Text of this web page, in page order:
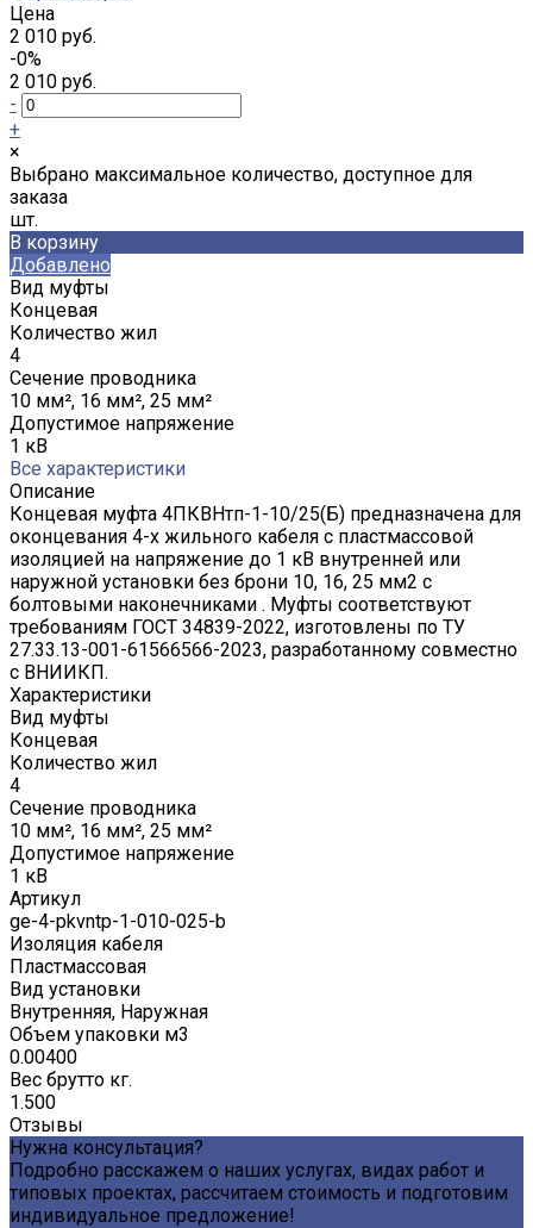
Цена
2 010 руб.
-0%
2 010 руб.
-
+
×
Выбрано максимальное количество, доступное для
заказа
шт.
В корзину
Добавлено
Вид муфты
Концевая
Количество жил
4
Сечение проводника
10 мм², 16 мм², 25 мм²
Допустимое напряжение
1 кВ
Все характеристики
Описание
Концевая муфта 4ПКВНтп-1-10/25(Б) предназначена для
оконцевания 4-х жильного кабеля с пластмассовой
изоляцией на напряжение до 1 кВ внутренней или
наружной установки без брони 10, 16, 25 мм2 с
болтовыми наконечниками . Муфты соответствуют
требованиям ГОСТ 34839-2022, изготовлены по ТУ
27.33.13-001-61566566-2023, разработанному совместно
с ВНИИКП.
Характеристики
Вид муфты
Концевая
Количество жил
4
Сечение проводника
10 мм², 16 мм², 25 мм²
Допустимое напряжение
1 кВ
Артикул
ge-4-pkvntp-1-010-025-b
Изоляция кабеля
Пластмассовая
Вид установки
Внутренняя, Наружная
Объем упаковки м3
0.00400
Вес брутто кг.
1.500
Отзывы
Нужна консультация?
Подробно расскажем о наших услугах, видах работ и
типовых проектах, рассчитаем стоимость и подготовим
индивидуальное предложение!